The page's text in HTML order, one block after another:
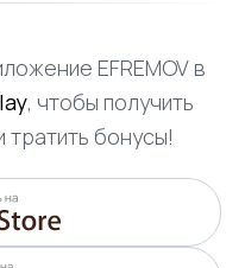
EFREMOV в
, чтобы получить
тратить бонусы!